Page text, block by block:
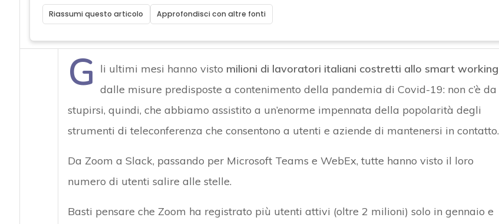
Riassumi questo articolo Approfondisci con altre fonti
G li ultimi mesi hanno visto milioni di lavoratori italiani costretti allo smart working
dalle misure predisposte a contenimento della pandemia di Covid-19: non c’è da
stupirsi, quindi, che abbiamo assistito a un’enorme impennata della popolarità degli
strumenti di teleconferenza che consentono a utenti e aziende di mantenersi in contatto.
Da Zoom a Slack, passando per Microsoft Teams e WebEx, tutte hanno visto il loro
numero di utenti salire alle stelle.
Basti pensare che Zoom ha registrato più utenti attivi (oltre 2 milioni) solo in gennaio e